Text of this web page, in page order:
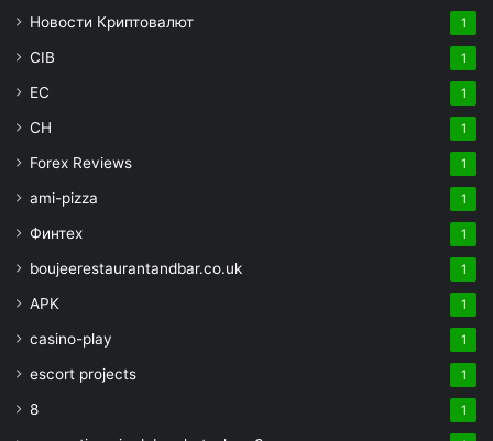
Новости Криптовалют 1
CIB 1
EC 1
CH 1
Forex Reviews 1
ami-pizza 1
Финтех 1
boujeerestaurantandbar.co.uk 1
APK 1
casino-play 1
escort projects 1
8 1